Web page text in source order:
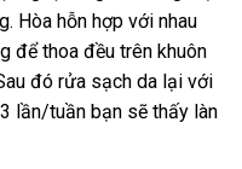
Hòa hỗn hợp với nhau
để thoa đều trên khuôn
đó rửa sạch da lại với
lần/tuần bạn sẽ thấy làn